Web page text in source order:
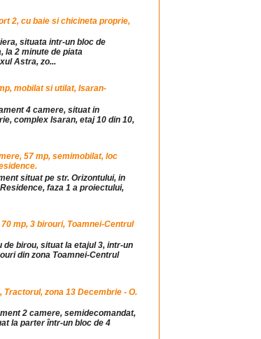
2, cu baie si chicineta proprie,
situata intr-un bloc de
la 2 minute de piata
Astra, zo...
mobilat si utilat, Isaran-
4 camere, situat in
complex Isaran, etaj 10 din 10,
57 mp, semimobilat, loc
situat pe str. Orizontului, in
faza 1 a proiectului,
mp, 3 birouri, Toamnei-Centrul
birou, situat la etajul 3, intr-un
din zona Toamnei-Centrul
Tractorul, zona 13 Decembrie - O.
2 camere, semidecomandat,
la parter într-un bloc de 4